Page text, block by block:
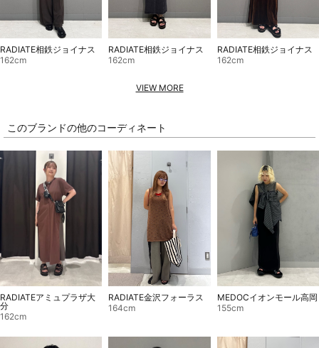
RADIATE相鉄ジョイナス
162cm
RADIATE相鉄ジョイナス
162cm
RADIATE相鉄ジョイナス
162cm
VIEW MORE
このブランドの他のコーディネート
RADIATEアミュプラザ大
分
162cm
RADIATE金沢フォーラス
164cm
MEDOCイオンモール高岡
155cm